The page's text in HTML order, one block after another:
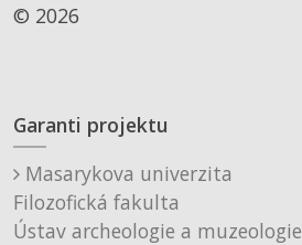
© 2026
Garanti projektu
Masarykova univerzita
Filozofická fakulta
Ústav archeologie a muzeologie